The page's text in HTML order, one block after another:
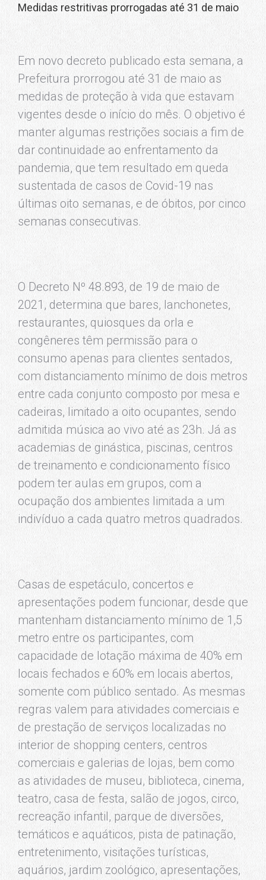
Medidas restritivas prorrogadas até 31 de maio
Em novo decreto publicado esta semana, a
Prefeitura prorrogou até 31 de maio as
medidas de proteção à vida que estavam
vigentes desde o início do mês. O objetivo é
manter algumas restrições sociais a fim de
dar continuidade ao enfrentamento da
pandemia, que tem resultado em queda
sustentada de casos de Covid-19 nas
últimas oito semanas, e de óbitos, por cinco
semanas consecutivas.
O Decreto Nº 48.893, de 19 de maio de
2021, determina que bares, lanchonetes,
restaurantes, quiosques da orla e
congêneres têm permissão para o
consumo apenas para clientes sentados,
com distanciamento mínimo de dois metros
entre cada conjunto composto por mesa e
cadeiras, limitado a oito ocupantes, sendo
admitida música ao vivo até as 23h. Já as
academias de ginástica, piscinas, centros
de treinamento e condicionamento físico
podem ter aulas em grupos, com a
ocupação dos ambientes limitada a um
indivíduo a cada quatro metros quadrados.
Casas de espetáculo, concertos e
apresentações podem funcionar, desde que
mantenham distanciamento mínimo de 1,5
metro entre os participantes, com
capacidade de lotação máxima de 40% em
locais fechados e 60% em locais abertos,
somente com público sentado. As mesmas
regras valem para atividades comerciais e
de prestação de serviços localizadas no
interior de shopping centers, centros
comerciais e galerias de lojas, bem como
as atividades de museu, biblioteca, cinema,
teatro, casa de festa, salão de jogos, circo,
recreação infantil, parque de diversões,
temáticos e aquáticos, pista de patinação,
entretenimento, visitações turísticas,
aquários, jardim zoológico, apresentações,